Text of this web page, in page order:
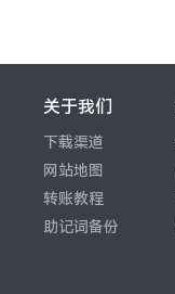
关于我们
下载渠道
网站地图
转账教程
助记词备份